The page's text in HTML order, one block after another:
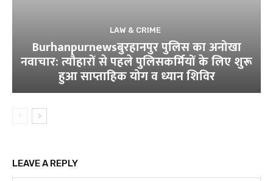
LAW & CRIME
Burhanpurnewsबुरहानपुर पुलिस का अनोखा
नवाचार: त्यौहारों से पहले पुलिसकर्मियों के लिए शुरू
हुआ साप्ताहिक योग व ध्यान शिविर
LEAVE A REPLY